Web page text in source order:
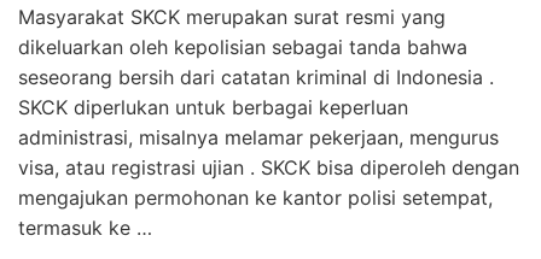
Masyarakat SKCK merupakan surat resmi yang
dikeluarkan oleh kepolisian sebagai tanda bahwa
seseorang bersih dari catatan kriminal di Indonesia .
SKCK diperlukan untuk berbagai keperluan
administrasi, misalnya melamar pekerjaan, mengurus
visa, atau registrasi ujian . SKCK bisa diperoleh dengan
mengajukan permohonan ke kantor polisi setempat,
termasuk ke …